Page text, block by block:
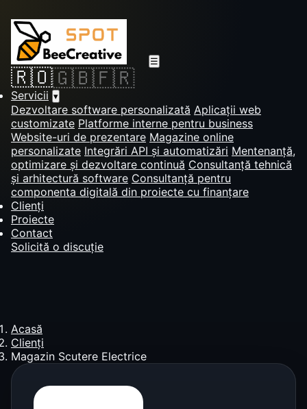
☰
🇷🇴🇬🇧🇫🇷
Servicii ▾
Dezvoltare software personalizată Aplicații web
customizate Platforme interne pentru business
Website-uri de prezentare Magazine online
personalizate Integrări API și automatizări Mentenanță,
optimizare și dezvoltare continuă Consultanță tehnică
și arhitectură software Consultanță pentru
componenta digitală din proiecte cu finanțare
Clienți
Proiecte
Contact
Solicită o discuție
Acasă
Clienți
Magazin Scutere Electrice